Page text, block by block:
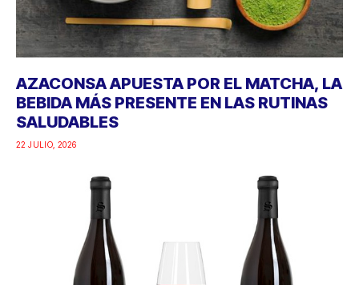
AZACONSA APUESTA POR EL MATCHA, LA
BEBIDA MÁS PRESENTE EN LAS RUTINAS
SALUDABLES
22 JULIO, 2026